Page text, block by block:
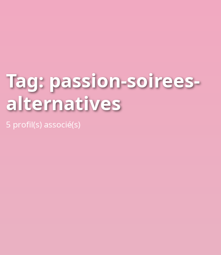
Tag: passion-soirees-
alternatives
5 profil(s) associé(s)